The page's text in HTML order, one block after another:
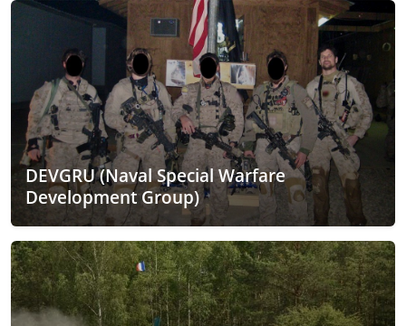
DEVGRU (Naval Special Warfare
Development Group)